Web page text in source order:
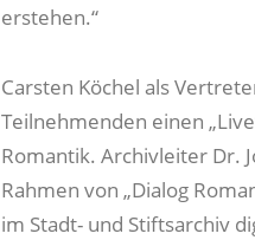
erstehen.“
Carsten Köchel als
Teilnehmenden einen
Romantik. Archivleiter Dr.
Rahmen von „Dialog
im Stadt- und Stiftsarchiv